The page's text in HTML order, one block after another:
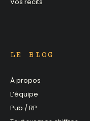
LE BLOG
À propos
L’équipe
Pub / RP